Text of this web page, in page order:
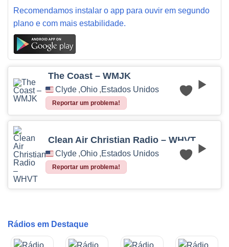
Recomendamos instalar o app para ouvir em segundo
plano e com mais estabilidade.
The Coast – WMJK
Clyde ,Ohio ,Estados Unidos
Reportar um problema!
Clean Air Christian Radio – WHVT
Clyde ,Ohio ,Estados Unidos
Reportar um problema!
Rádios em Destaque